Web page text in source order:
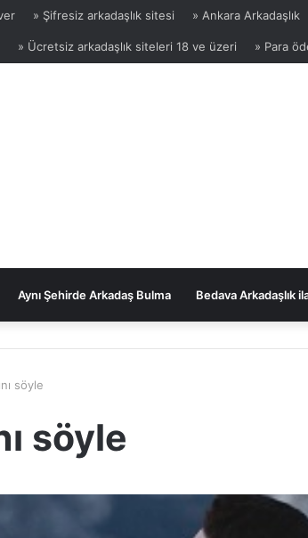
» Şifresiz arkadaşlık sitesi » Ankara Arkadaşlık
» Ücretsiz arkadaşlık siteleri 18 ve üzeri » Para
Aynı Şehirde Arkadaş Bulma Bedava Arkadaşlık
söyle
söyle